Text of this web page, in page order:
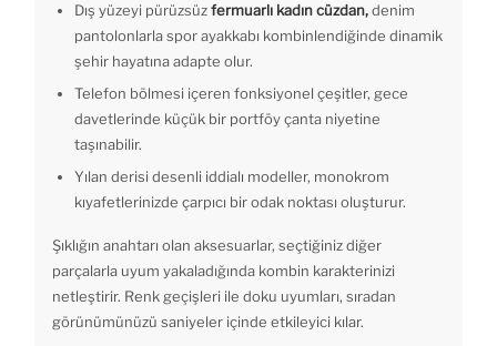
Dış yüzeyi pürüzsüzfermuarlı kadın cüzdan,denim
pantolonlarla spor ayakkabı kombinlendiğinde dinamik
şehir hayatına adapte olur.
Telefon bölmesi içeren fonksiyonel çeşitler, gece
davetlerinde küçük bir portföy çanta niyetine
taşınabilir.
Yılan derisi desenli iddialı modeller, monokrom
kıyafetlerinizde çarpıcı bir odak noktası oluşturur.
Şıklığın anahtarı olan aksesuarlar, seçtiğiniz diğer
parçalarla uyum yakaladığında kombin karakterinizi
netleştirir. Renk geçişleri ile doku uyumları, sıradan
görünümünüzü saniyeler içinde etkileyici kılar.